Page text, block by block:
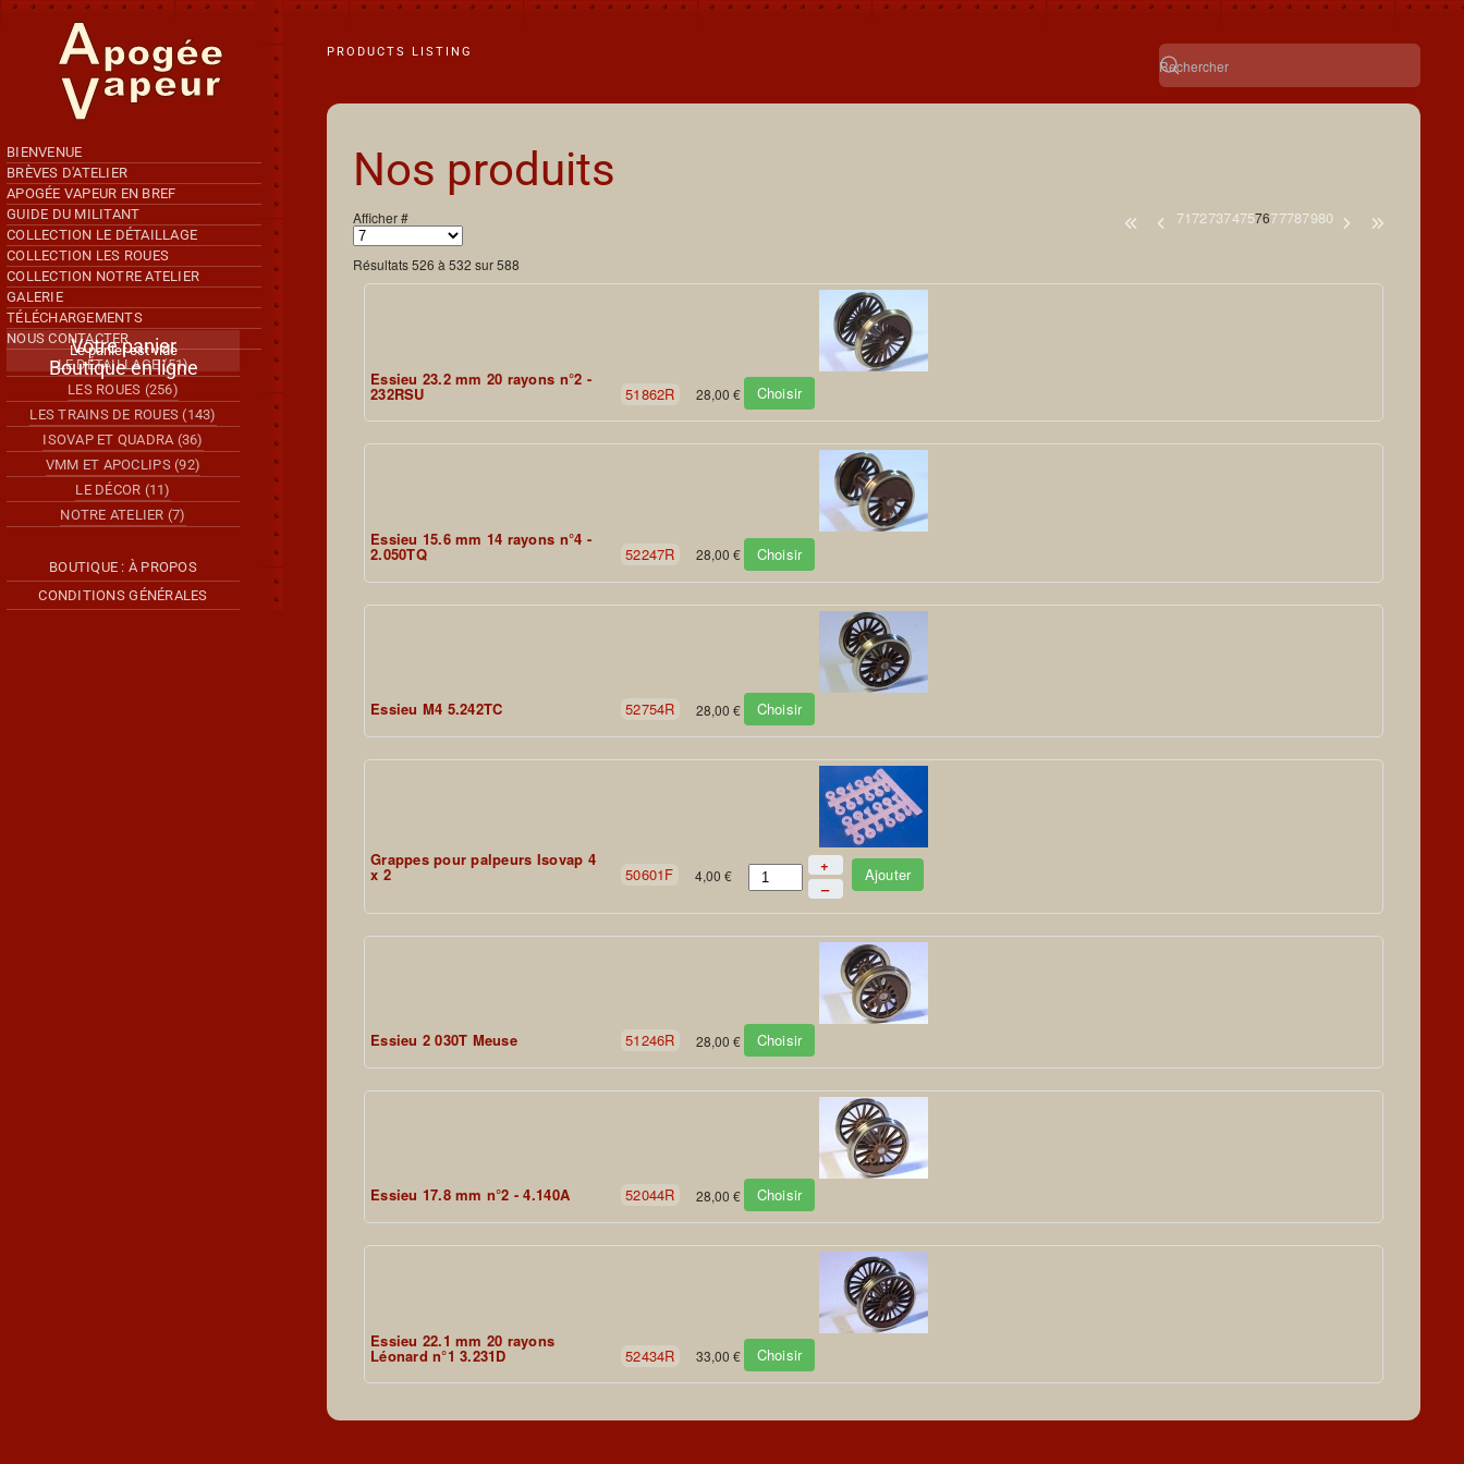
Accéder au contenu principal
BIENVENUE
BRÈVES D'ATELIER
APOGÉE VAPEUR EN BREF
GUIDE DU MILITANT
COLLECTION LE DÉTAILLAGE
COLLECTION LES ROUES
COLLECTION NOTRE ATELIER
GALERIE
TÉLÉCHARGEMENTS
NOUS CONTACTER
Votre panier
Le panier est vide
Boutique en ligne
LE DÉTAILLAGE (51)
LES ROUES (256)
LES TRAINS DE ROUES (143)
ISOVAP ET QUADRA (36)
VMM ET APOCLIPS (92)
LE DÉCOR (11)
NOTRE ATELIER (7)
BOUTIQUE : À PROPOS
CONDITIONS GÉNÉRALES
PRODUCTS LISTING
Nos produits
Afficher # 71727374757677787980
Résultats 526 à 532 sur 588
Essieu 23.2 mm 20 rayons n°2 -
232RSU 51862R 28,00 € Choisir
Essieu 15.6 mm 14 rayons n°4 -
2.050TQ 52247R 28,00 € Choisir
Essieu M4 5.242TC 52754R 28,00 € Choisir
Grappes pour palpeurs Isovap 4
x 2 50601F 4,00 €
+
–
Ajouter
Essieu 2 030T Meuse 51246R 28,00 € Choisir
Essieu 17.8 mm n°2 - 4.140A 52044R 28,00 € Choisir
Essieu 22.1 mm 20 rayons
Léonard n°1 3.231D 52434R 33,00 € Choisir